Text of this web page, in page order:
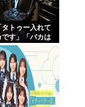
トゥー入れて
す」「バカは
断キャンセ
、金がない…